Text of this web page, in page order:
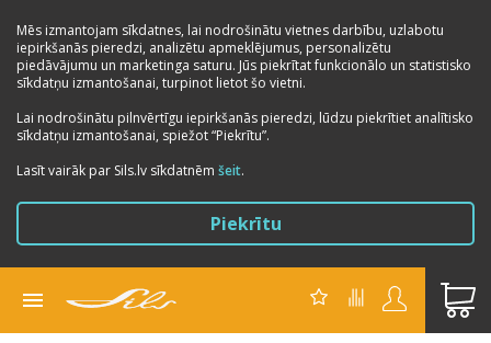
Mēs izmantojam sīkdatnes, lai nodrošinātu vietnes darbību, uzlabotu
iepirkšanās pieredzi, analizētu apmeklējumus, personalizētu
piedāvājumu un marketinga saturu. Jūs piekrītat funkcionālo un statistisko
sīkdatņu izmantošanai, turpinot lietot šo vietni.
Lai nodrošinātu pilnvērtīgu iepirkšanās pieredzi, lūdzu piekrītiet analītisko
sīkdatņu izmantošanai, spiežot “Piekrītu”.
Lasīt vairāk par Sils.lv sīkdatnēm šeit.
Piekrītu